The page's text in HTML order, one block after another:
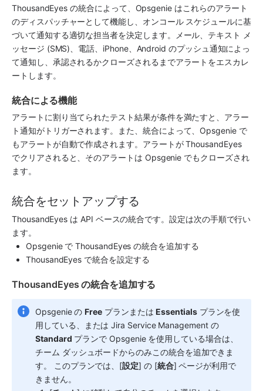
ThousandEyes の統合によって、 Opsgenie はこれらのアラート
のディスパッチャーとして機能し、オンコール スケジュールに基
づいて通知する適切な担当者を決定します。メール、テキスト メ
ッセージ (SMS)、電話、iPhone、Android のプッシュ通知によっ
て通知し、承認されるかクローズされるまでアラートをエスカレ
ートします。
統合による機能
アラートに割り当てられたテスト結果が条件を満たすと、アラー
ト通知がトリガーされます。また、統合によって、 Opsgenie で
もアラートが自動で作成されます。アラートが ThousandEyes
でクリアされると、そのアラートは Opsgenie でもクローズされ
ます。
統合をセットアップする
ThousandEyes は API ベースの統合です。設定は次の手順で行い
ます。
Opsgenie で ThousandEyes の統合を追加する
ThousandEyes で統合を設定する
ThousandEyes の統合を追加する
Opsgenie の Free プランまたは Essentials プランを使
用している、または Jira Service Management の
Standard プランで Opsgenie を使用している場合は、
チーム ダッシュボードからのみこの統合を追加できま
す。 このプランでは、[設定] の [統合] ページが利用で
きません。